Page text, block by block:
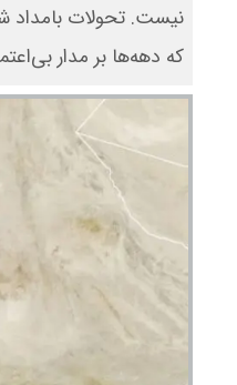
نیست. تحولات بامداد
که دهه‌ها بر مدار